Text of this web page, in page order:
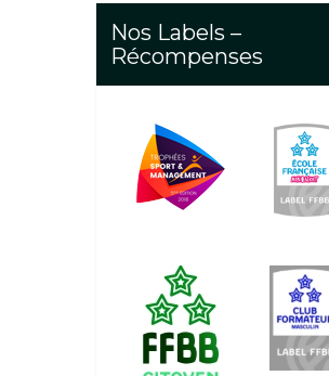
Nos Labels –
Récompenses